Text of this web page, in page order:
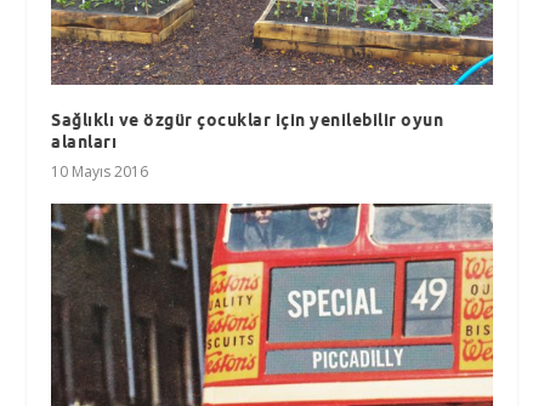
Sağlıklı ve özgür çocuklar için yenilebilir oyun
alanları
10 Mayıs 2016